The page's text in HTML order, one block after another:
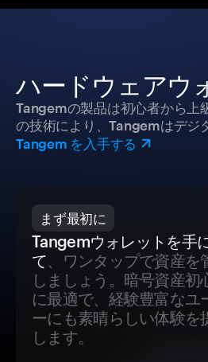
ハードウェアウ
Tangemの製品は初心者から上
の技術により、Tangemはデジ
Tangem を入手する
まず最初に
Tangemウォレットを手
て、ワンタップで資産を
しましょう。暗号資産初
に最適で、経験豊富なユ
ーにも素晴らしい体験を
します。